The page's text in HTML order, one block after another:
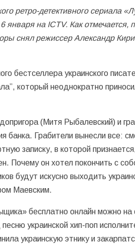
ретро-детективного сериала
января на ICTV. Как
снял режиссер Александр
бестселлера украинского
который неоднократно
(Митя Рыбалевский) и
банка. Грабители вынесли все:
записку, в которой
Почему он хотел покончить с
будут искусно выходить
Маевским.
бесплатно онлайн можно
украинской хип-поп
украинскую этнику и